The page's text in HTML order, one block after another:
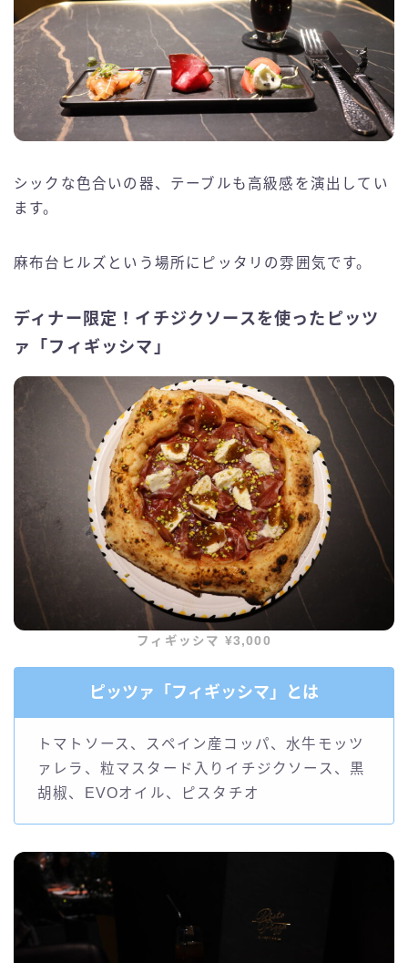
シックな色合いの器、テーブルも高級感を演出してい
ます。
麻布台ヒルズという場所にピッタリの雰囲気です。
ディナー限定！イチジクソースを使ったピッツ
ァ「フィギッシマ」
フィギッシマ ¥3,000
ピッツァ「フィギッシマ」とは
トマトソース、スペイン産コッパ、水牛モッツ
ァレラ、粒マスタード入りイチジクソース、黒
胡椒、EVOオイル、ピスタチオ